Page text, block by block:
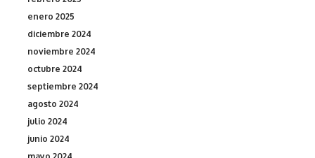
enero 2025
diciembre 2024
noviembre 2024
octubre 2024
septiembre 2024
agosto 2024
julio 2024
junio 2024